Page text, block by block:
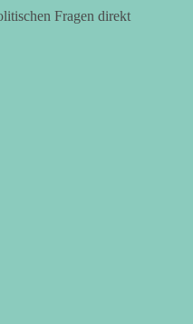
Fragen direkt